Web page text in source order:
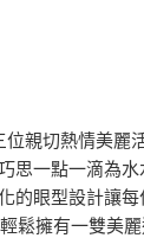
位親切熱情美麗
思一點一滴為
的眼型設計讓
鬆擁有一雙美麗